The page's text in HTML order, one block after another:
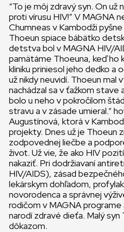
“To je môj zdravý syn. On už
proti vírusu HIV!” V MAGNA
Chumneas v Kambodži
Thoeun spiace bábätko
detstva bol v MAGNA HIV/
pamätáme Thoeuna, keď ho
kliniku priniesol jeho dedko a
už nikdy neuvidí. Thoeun mal
nachádzal sa v ťažkom stave
bolo u neho v pokročilom
stravu a v zásade umieral.“
Augustínová, ktorá v
projekty. Dnes už je Thoeun
zodpovednej liečbe a
život. Už vie, že ako HIV
nakaziť. Pri dodržiavaní
HIV/AIDS), zásad
lekárskym dohľadom,
novorodenca a správnej
rodičom v MAGNA
narodí zdravé dieťa. Malý
dôkazom.